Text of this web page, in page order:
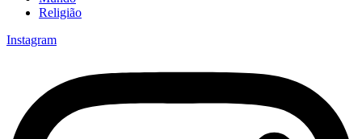
Religião
Instagram